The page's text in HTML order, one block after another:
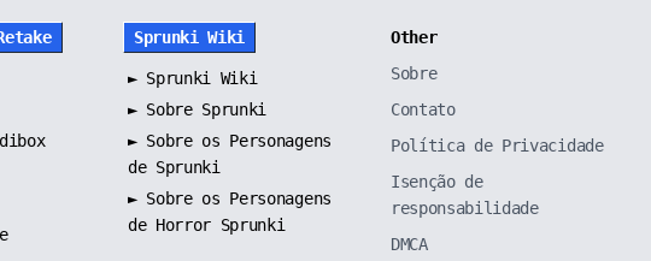
Sprunki Wiki
► Sprunki Wiki
► Sobre Sprunki
► Sobre os Personagens
de Sprunki
► Sobre os Personagens
de Horror Sprunki
Other
Sobre
Contato
Política de Privacidade
Isenção de
responsabilidade
DMCA